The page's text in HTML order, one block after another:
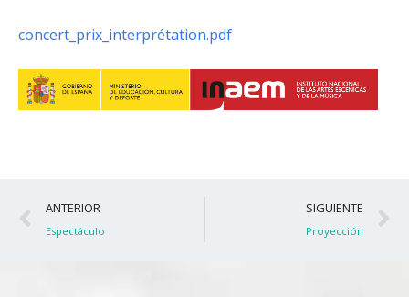
concert_prix_interprétation.pdf
Ant
ANTERIOR
Espectáculo
SIGUIENTE
Proyección